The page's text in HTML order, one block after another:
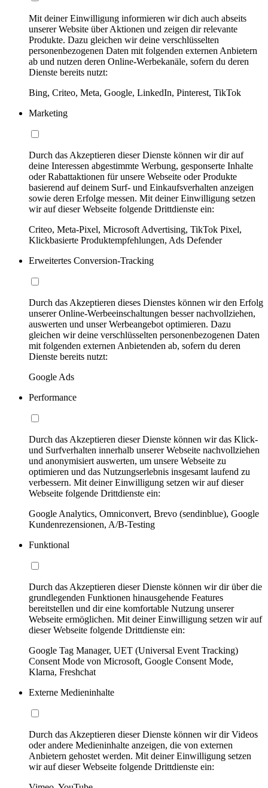
Mit deiner Einwilligung informieren wir dich auch abseits
unserer Website über Aktionen und zeigen dir relevante
Produkte. Dazu gleichen wir deine verschlüsselten
personenbezogenen Daten mit folgenden externen Anbietern
ab und nutzen deren Online-Werbekanäle, sofern du deren
Dienste bereits nutzt:
Bing, Criteo, Meta, Google, LinkedIn, Pinterest, TikTok
Marketing
Durch das Akzeptieren dieser Dienste können wir dir auf
deine Interessen abgestimmte Werbung, gesponserte Inhalte
oder Rabattaktionen für unsere Webseite oder Produkte
basierend auf deinem Surf- und Einkaufsverhalten anzeigen
sowie deren Erfolge messen. Mit deiner Einwilligung setzen
wir auf dieser Webseite folgende Drittdienste ein:
Criteo, Meta-Pixel, Microsoft Advertising, TikTok Pixel,
Klickbasierte Produktempfehlungen, Ads Defender
Erweitertes Conversion-Tracking
Durch das Akzeptieren dieses Dienstes können wir den Erfolg
unserer Online-Werbeeinschaltungen besser nachvollziehen,
auswerten und unser Werbeangebot optimieren. Dazu
gleichen wir deine verschlüsselten personenbezogenen Daten
mit folgenden externen Anbietenden ab, sofern du deren
Dienste bereits nutzt:
Google Ads
Performance
Durch das Akzeptieren dieser Dienste können wir das Klick-
und Surfverhalten innerhalb unserer Webseite nachvollziehen
und anonymisiert auswerten, um unsere Webseite zu
optimieren und das Nutzungserlebnis insgesamt laufend zu
verbessern. Mit deiner Einwilligung setzen wir auf dieser
Webseite folgende Drittdienste ein:
Google Analytics, Omniconvert, Brevo (sendinblue), Google
Kundenrezensionen, A/B-Testing
Funktional
Durch das Akzeptieren dieser Dienste können wir dir über die
grundlegenden Funktionen hinausgehende Features
bereitstellen und dir eine komfortable Nutzung unserer
Webseite ermöglichen. Mit deiner Einwilligung setzen wir auf
dieser Webseite folgende Drittdienste ein:
Google Tag Manager, UET (Universal Event Tracking)
Consent Mode von Microsoft, Google Consent Mode,
Klarna, Freshchat
Externe Medieninhalte
Durch das Akzeptieren dieser Dienste können wir dir Videos
oder andere Medieninhalte anzeigen, die von externen
Anbietern gehostet werden. Mit deiner Einwilligung setzen
wir auf dieser Webseite folgende Drittdienste ein: